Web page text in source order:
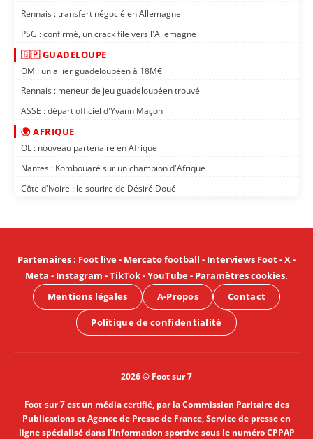
Rennais : transfert négocié en Allemagne
PSG : confirmé, un crack file vers l'Allemagne
🇬🇵 GUADELOUPE
OM : un ailier guadeloupéen à 18M€
Rennais : meneur de jeu guadeloupéen trouvé
ASSE : départ officiel d'Yvann Maçon
🌍 AFRIQUE
OL : nouveau partenaire en Afrique
Nantes : Kombouaré sur un champion d'Afrique
Côte d'Ivoire : le sourire de Désiré Doué
Partenaires: Foot live- Mercato football - Interviews Foot-X-
Meta - Instagram -TikTok-YouTube- Paramètres cookies.
Mentions légales
A-Propos Contact
Politique de confidentialité
2026 © Foot sur 7
Foot-sur 7est un médiacertifié, par la Commission Paritaire des
Publications et Agence de Presse de France, Service de presse en
ligne spécialisé dans l'Information sportive sous le numéro CPPAP